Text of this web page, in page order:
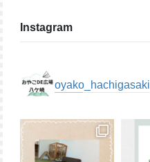
Instagram
oyako_hachigasaki